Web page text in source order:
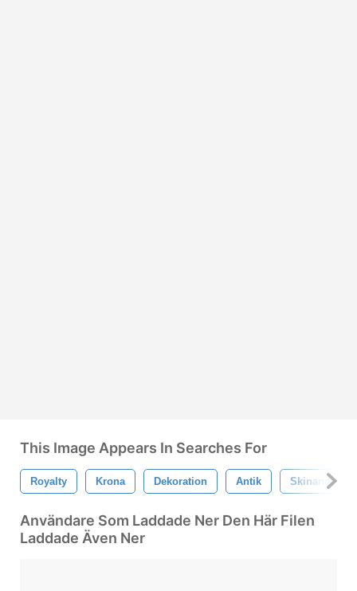
This Image Appears In Searches For
Royalty Krona Dekoration Antik Skinande
Användare Som Laddade Ner Den Här Filen
Laddade Även Ner